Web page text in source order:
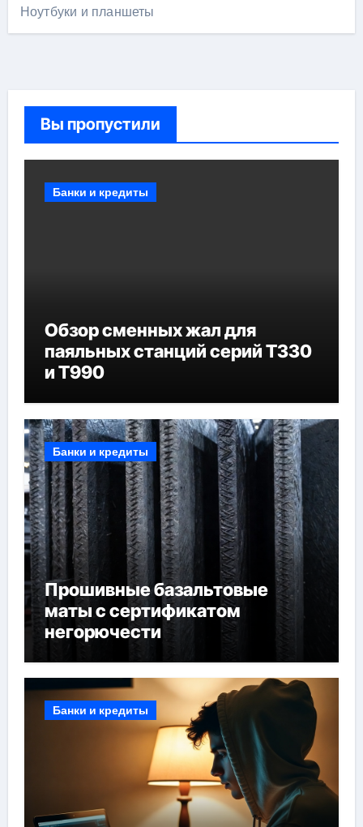
Ноутбуки и планшеты
Вы пропустили
Банки и кредиты
Обзор сменных жал для
паяльных станций серий T330
и T990
Банки и кредиты
Прошивные базальтовые
маты с сертификатом
негорючести
Банки и кредиты